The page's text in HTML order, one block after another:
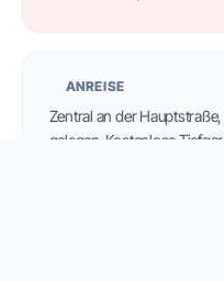
ANREISE
Zentral an der
gelegen. Kostenlose